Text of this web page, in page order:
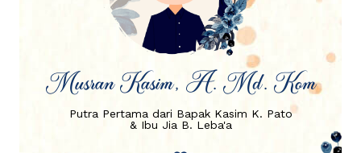
Musran Kasim, A. Md. Kom
Putra Pertama dari Bapak Kasim K. Pato
& Ibu Jia B. Leba'a